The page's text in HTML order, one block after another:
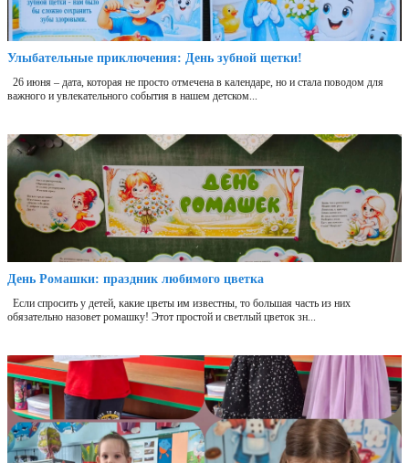
Улыбательные приключения: День зубной щетки!
26 июня – дата, которая не просто отмечена в календаре, но и стала поводом для
важного и увлекательного события в нашем детском...
День Ромашки: праздник любимого цветка
Если спросить у детей, какие цветы им известны, то большая часть из них
обязательно назовет ромашку! Этот простой и светлый цветок зн...